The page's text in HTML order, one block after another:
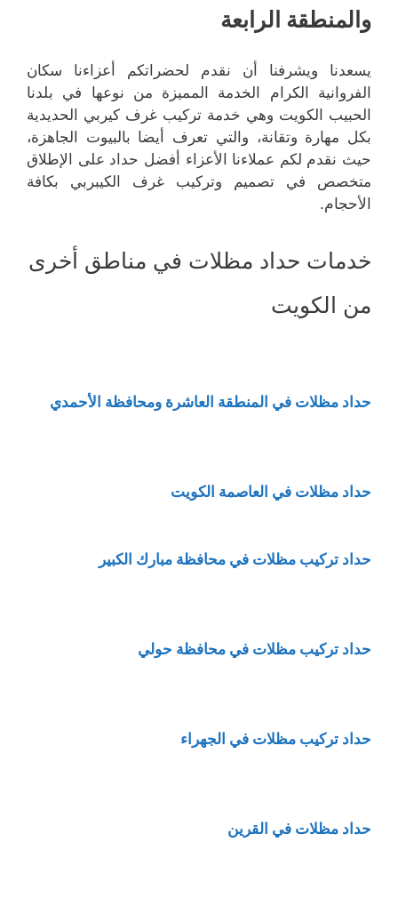
والمنطقة الرابعة
يسعدنا ويشرفنا أن نقدم لحضراتكم أعزاءنا سكان
الفروانية الكرام الخدمة المميزة من نوعها في بلدنا
الحبيب الكويت وهي خدمة تركيب غرف كيربي الحديدية
بكل مهارة وتقانة، والتي تعرف أيضا بالبيوت الجاهزة،
حيث نقدم لكم عملاءنا الأعزاء أفضل حداد على الإطلاق
متخصص في تصميم وتركيب غرف الكيبربي بكافة
الأحجام.
خدمات حداد مظلات في مناطق أخرى
من الكويت
حداد مظلات في المنطقة العاشرة ومحافظة الأحمدي
حداد مظلات في العاصمة الكويت
حداد تركيب مظلات في محافظة مبارك الكبير
حداد تركيب مظلات في محافظة حولي
حداد تركيب مظلات في الجهراء
حداد مظلات في القرين